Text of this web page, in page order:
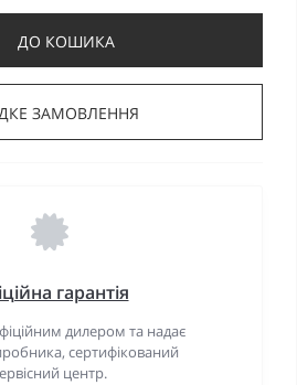
ДО КОШИКА
ЗАМОВЛЕННЯ
гарантія
дилером та надає
сертифікований
центр.